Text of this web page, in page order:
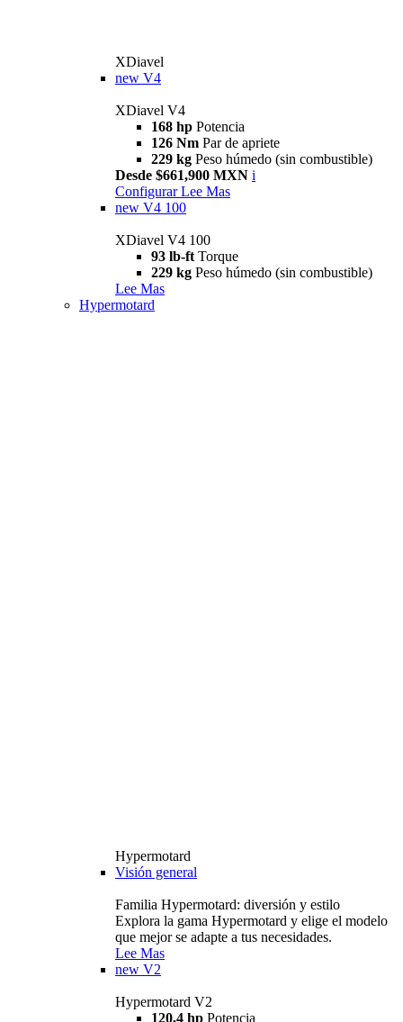
XDiavel
new V4
XDiavel V4
168 hp Potencia
126 Nm Par de apriete
229 kg Peso húmedo (sin combustible)
Desde $661,900 MXN i
Configurar Lee Mas
new V4 100
XDiavel V4 100
93 lb-ft Torque
229 kg Peso húmedo (sin combustible)
Lee Mas
Hypermotard
Hypermotard
Visión general
Familia Hypermotard: diversión y estilo
Explora la gama Hypermotard y elige el modelo
que mejor se adapte a tus necesidades.
Lee Mas
new V2
Hypermotard V2
120,4 hp Potencia